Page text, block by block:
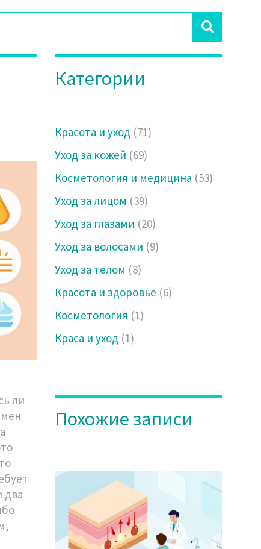
ли
два
Категории
Красота и уход (71)
Уход за кожей (69)
Косметология и медицина (53)
Уход за лицом (39)
Уход за глазами (20)
Уход за волосами (9)
Уход за телом (8)
Красота и здоровье (6)
Косметология (1)
Краса и уход (1)
Похожие записи